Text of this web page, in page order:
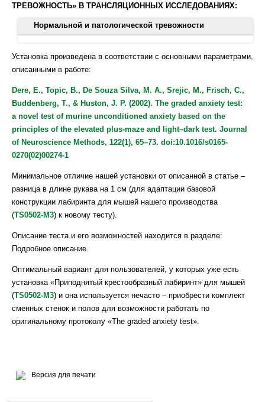
ТРЕВОЖНОСТЬ» В ТРАНСЛЯЦИОННЫХ ИССЛЕДОВАНИЯХ:
Нормальной и патологической тревожности
Buddenberg T, Huston JP. (2002). The graded anxiety test: a novel
test of murine unconditioned anxiety based on the principles of the
31;122(1):65-73. doi: 10.1016/s0165-0270(02)00274-1.
Dere E, Topic B, De Souza Silva MA, Fink H, Buddenberg T,
Huston JP. (2003). NMDA-receptor antagonism via
dextromethorphan and ifenprodil modulates graded anxiety test
performance of C57BL/6 mice. Behav Pharmacol. 14(3):245-9.
Dere E, De Souza-Silva MA, Frisch C, Teubner B, Söhl G,
Willecke K, Huston JP. (2003). Connexin30-deficient mice show
increased emotionality and decreased rearing activity in the
18(3):629-38. doi: 10.1046/j.1460-9568.2003.02784.x.
HL, Huston JP. (2004). Changes in motoric, exploratory and
emotional behaviours and neuronal acetylcholine content and 5-
HT turnover in histidine decarboxylase-KO mice. Eur J Neurosci.
20(4):1051-8. doi: 10.1111/j.1460-9568.2004.03546.x.
Установка произведена в соответствии с основными параметрами,
описанными в работе:
Dere, E., Topic, B., De Souza Silva, M. A., Srejic, M., Frisch, C.,
Buddenberg, T., & Huston, J. P. (2002). The graded anxiety test:
a novel test of murine unconditioned anxiety based on the
principles of the elevated plus-maze and light–dark test. Journal
of Neuroscience Methods, 122(1), 65–73. doi:10.1016/s0165-
0270(02)00274-1
Минимальное отличие нашей установки от описанной в статье –
разница в длине рукава на 1 см (для адаптации базовой
конструкции лабиринта для мышей нашего производства
(TS0502-M3) к новому тесту).
Описание теста и его возможностей находится в разделе:
Подробное описание.
Оптимальный вариант для пользователей, у которых уже есть
установка «Приподнятый крестообразный лабиринт» для мышей
(TS0502-M3) и она используется нечасто – приобрести комплект
сменных стенок и полов для возможности работать по
оригинальному протоколу «The graded anxiety test».
Версия для печати